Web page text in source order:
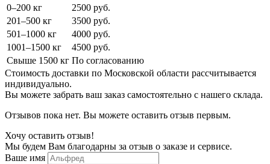
0–200 кг
2500 руб.
201–500 кг
3500 руб.
501–1000 кг
4000 руб.
1001–1500 кг
4500 руб.
Свыше 1500 кг По согласованию
Стоимость доставки по Московской области рассчитывается
индивидуально.
Вы можете забрать ваш заказ самостоятельно с нашего склада.
Отзывов пока нет. Вы можете оставить отзыв первым.
Хочу оставить отзыв!
Мы будем Вам благодарны за отзыв о заказе и сервисе.
Ваше имя